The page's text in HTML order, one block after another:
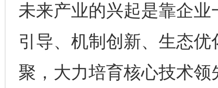
未来产业的兴起是靠企
引导、机制创新、生态
聚，大力培育核心技术